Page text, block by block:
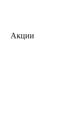
Акции